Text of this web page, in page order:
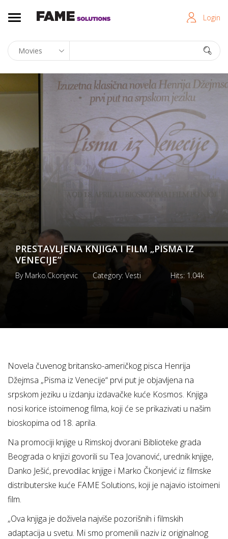
Login
PRESTAVLJENA KNJIGA I FILM „PISMA IZ
VENECIJE”
By Marko.ckonjevic Category: Vesti Hits: 1.04k
Novela čuvenog britansko-američkog pisca Henrija
Džejmsa „Pisma iz Venecije“ prvi put je objavljena na
srpskom jeziku u izdanju izdavačke kuće Kosmos. Knjiga
nosi korice istoimenog filma, koji će se prikazivati u našim
bioskopima od 18. aprila.
Na promociji knjige u Rimskoj dvorani Biblioteke grada
Beograda o knjizi govorili su Tea Jovanović, urednik knjige,
Danko Ješić, prevodilac knjige i Marko Čkonjević iz filmske
distributerske kuće FAME Solutions, koji je najavio istoimeni
film.
„Ova knjiga je doživela najviše pozorišnih i filmskih
adaptacija u svetu. Mi smo promenili naziv iz originalnog